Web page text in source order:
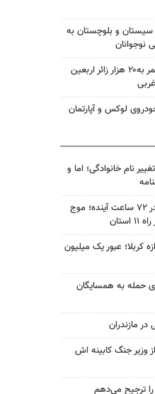
و بلوچستان به
نوجوانان
ارائه خدمات هلال احمر به۲۰ هزار زائر اربعین
نام خانوادگی؛ اما و
وضعیت جوی کشور در ۷۲ ساعت آینده؛ موج
کربلا؛ عبور یک میلیون
حمله به همسایگان
مازندران
وزیر جنگ کابینه اش
را ترجیح می‌دهم